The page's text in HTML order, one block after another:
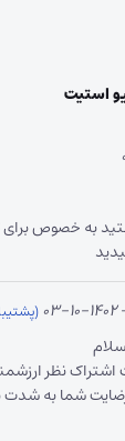
استیت
به خصوص برای
1402-10-03
اشتراک نظر
شما به شدت